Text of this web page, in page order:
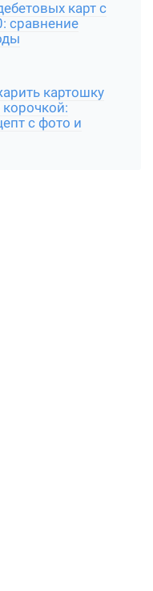
карт с
сравнение
картошку
корочкой:
с фото и